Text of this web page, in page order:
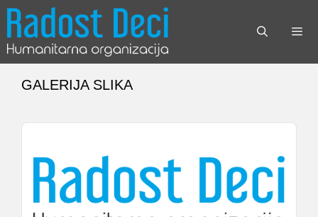
Skip
content
GALERIJA SLIKA